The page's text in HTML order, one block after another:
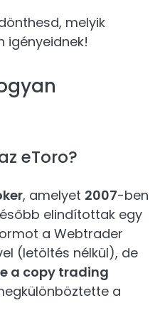
melyik
igényeidnek!
eToro?
, amelyet 2007-ben
elindítottak egy
a Webtrader
(letöltés nélkül), de
a copy trading
a